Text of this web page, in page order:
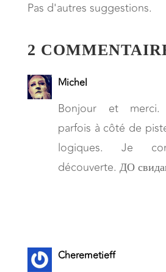
Pas d'autres suggestions.
2
Michel
Bonjour et
parfois à côté de
logiques. Je
découverte. ДО
Cheremetieff